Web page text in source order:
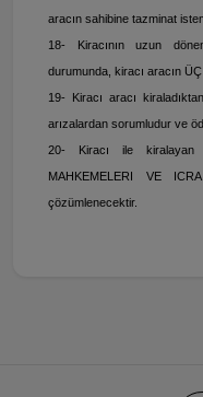
aracın sahibine tazminat
18- Kiracının uzun
durumunda, kiracı aracın
19- Kiracı aracı
arızalardan sorumludur ve
20- Kiracı ile kiralayan
MAHKEMELERI VE
çözümlenecektir.